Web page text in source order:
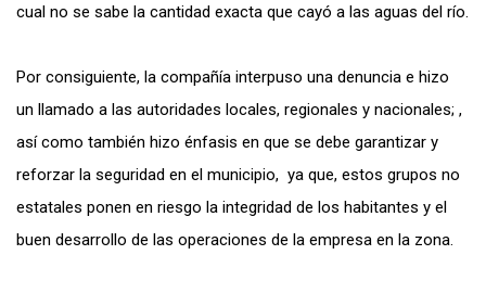
cual no se sabe la cantidad exacta que cayó a las aguas del río.
Por consiguiente, la compañía interpuso una denuncia e hizo
un llamado a las autoridades locales, regionales y nacionales; ,
así como también hizo énfasis en que se debe garantizar y
reforzar la seguridad en el municipio, ya que, estos grupos no
estatales ponen en riesgo la integridad de los habitantes y el
buen desarrollo de las operaciones de la empresa en la zona.